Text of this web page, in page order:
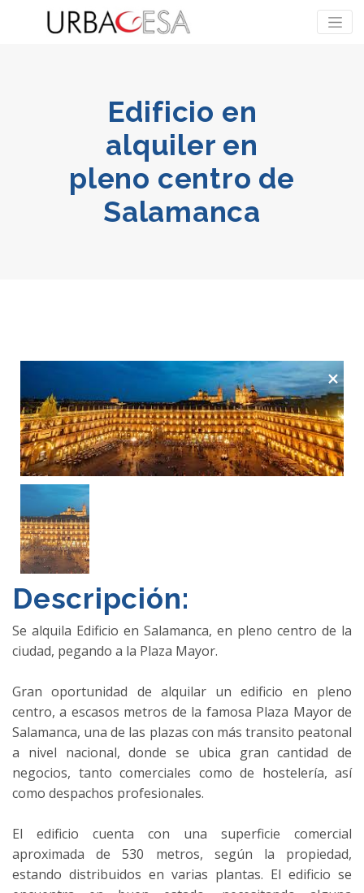
Edificio en
alquiler en
pleno centro de
Salamanca
×
Descripción:
Se alquila Edificio en Salamanca, en pleno centro de la
ciudad, pegando a la Plaza Mayor.
Gran oportunidad de alquilar un edificio en pleno
centro, a escasos metros de la famosa Plaza Mayor de
Salamanca, una de las plazas con más transito peatonal
a nivel nacional, donde se ubica gran cantidad de
negocios, tanto comerciales como de hostelería, así
como despachos profesionales.
El edificio cuenta con una superficie comercial
aproximada de 530 metros, según la propiedad,
estando distribuidos en varias plantas. El edificio se